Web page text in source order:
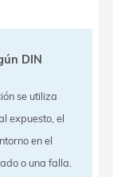
DIN
se utiliza
expuesto, el
en el
o una falla.